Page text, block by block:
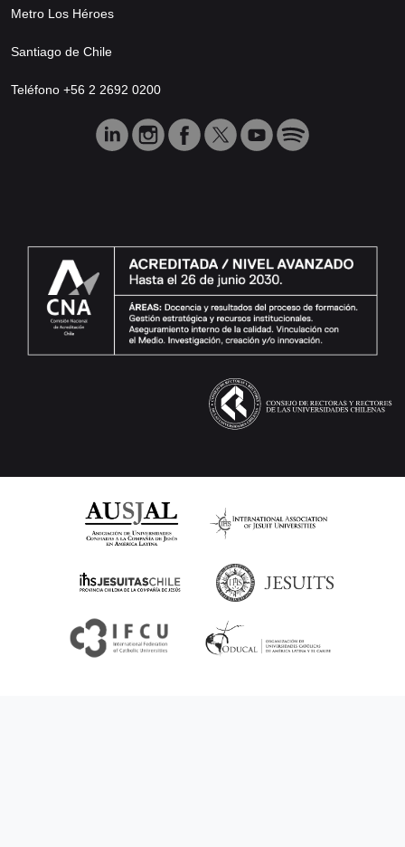
Metro Los Héroes
Santiago de Chile
Teléfono +56 2 2692 0200